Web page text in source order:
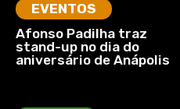
EVENTOS
Afonso Padilha traz
stand-up no dia do
aniversário de Anápolis